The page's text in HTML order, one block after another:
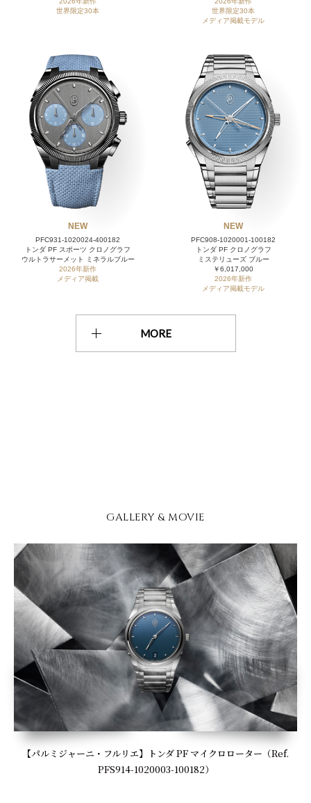
世界限定30本
世界限定30本
メディア掲載モデル
NEW
PFC931-1020024-400182
トンダ PF スポーツ クロノグラフ
ウルトラサーメット ミネラルブルー
2026年新作
メディア掲載
NEW
PFC908-1020001-100182
トンダ PF クロノグラフ
ミステリューズ ブルー
￥6,017,000
2026年新作
メディア掲載モデル
MORE
GALLERY & MOVIE
【パルミジャーニ・フルリエ】トンダ PF マイクロローター（Ref.
PFS914-1020003-100182）